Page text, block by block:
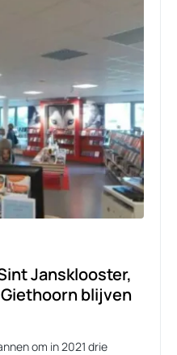
Jansklooster,
blijven
om in 2021 drie